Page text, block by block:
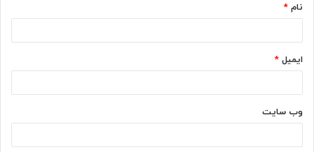
نام *
ایمیل *
وب‌ سایت